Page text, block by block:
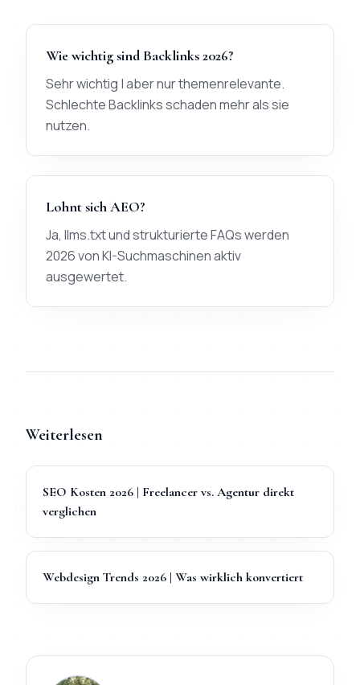
Wie wichtig sind Backlinks 2026?
Sehr wichtig | aber nur themenrelevante.
Schlechte Backlinks schaden mehr als sie
nutzen.
Lohnt sich AEO?
Ja, llms.txt und strukturierte FAQs werden
2026 von KI-Suchmaschinen aktiv
ausgewertet.
Weiterlesen
SEO Kosten 2026 | Freelancer vs. Agentur direkt
verglichen
Webdesign Trends 2026 | Was wirklich konvertiert